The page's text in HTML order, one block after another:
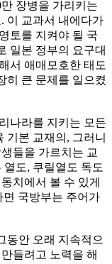
장병을 가리키는
이 교과서 내에다가
토를 지켜야 될 국
일본 정부의 요구대
서 애매모호한 태도
히 큰 문제를 일으켰
나라를 지키는 모든
기본 교재의, 그러니
들을 가르치는 교
도, 쿠릴열도 독도
치에서 볼 수 있게
면 국방부는 주어가
동안 오래 지속적으
들려고 노력을 해